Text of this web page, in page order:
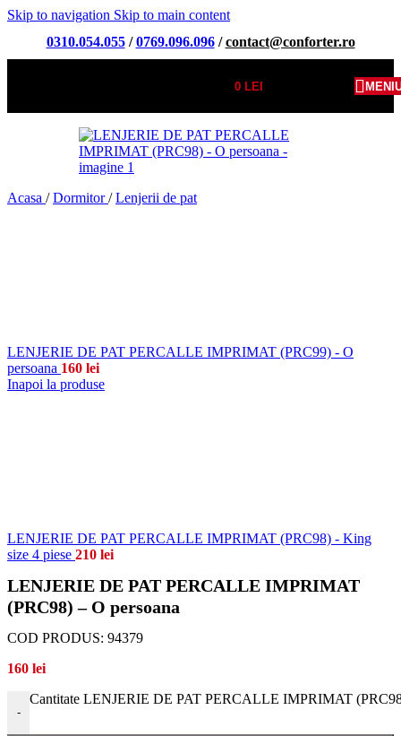
Skip to navigation Skip to main content
0310.054.055/0769.096.096/contact@conforter.ro
0LEI
Acasa / Dormitor/ Lenjerii de pat
LENJERIE DE PAT PERCALLE IMPRIMAT (PRC99) - O
persoana 160 lei
Inapoi la produse
LENJERIE DE PAT PERCALLE IMPRIMAT (PRC98) - King
size 4 piese 210 lei
LENJERIE DE PAT PERCALLE IMPRIMAT
(PRC98) – O persoana
COD PRODUS: 94379
160 lei
-
Cantitate LENJERIE DE PAT PERCALLE IMPRIMAT